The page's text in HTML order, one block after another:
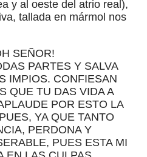
y al oeste del atrio real),
tallada en mármol nos
SEÑOR!
PARTES Y SALVA
IMPIOS. CONFIESAN
QUE TU DAS VIDA A
POR ESTO LA
YA QUE TANTO
PERDONA Y
PUES ESTA MI